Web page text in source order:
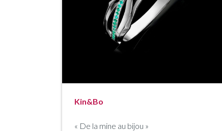
Kin&Bo
« De la mine au bijou »